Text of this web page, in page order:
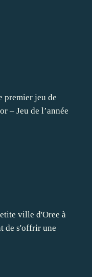
premier jeu de
– Jeu de l’année
ville d'Oree à
de s'offrir une